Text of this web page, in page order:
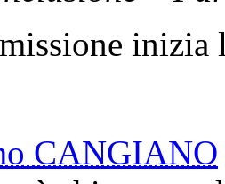
inizia
CANGIANO